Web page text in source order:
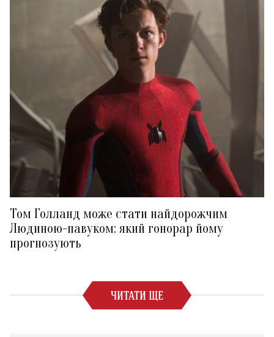
Том Голланд може стати найдорожчим
Людиною-павуком: який гонорар йому
прогнозують
ЧИТАТИ ЩЕ